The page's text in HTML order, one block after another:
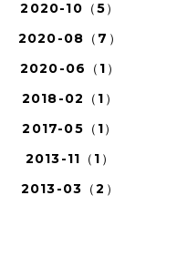
2020-10（5）
2020-08（7）
2020-06（1）
2018-02（1）
2017-05（1）
2013-11（1）
2013-03（2）